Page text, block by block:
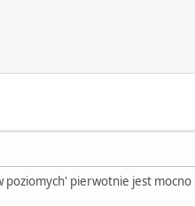
pierwotnie jest